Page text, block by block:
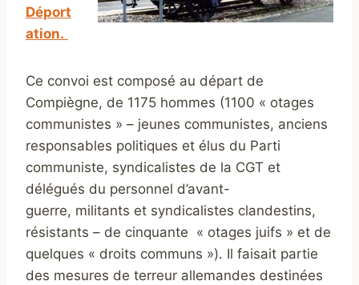
Déport
ation.
Ce convoi est composé au départ de
Compiègne, de 1175 hommes (1100 « otages
communistes » – jeunes communistes, anciens
responsables politiques et élus du Parti
communiste, syndicalistes de la CGT et
délégués du personnel d’avant-
guerre, militants et syndicalistes clandestins,
résistants – de cinquante « otages juifs » et de
quelques « droits communs »). Il faisait partie
des mesures de terreur allemandes destinées